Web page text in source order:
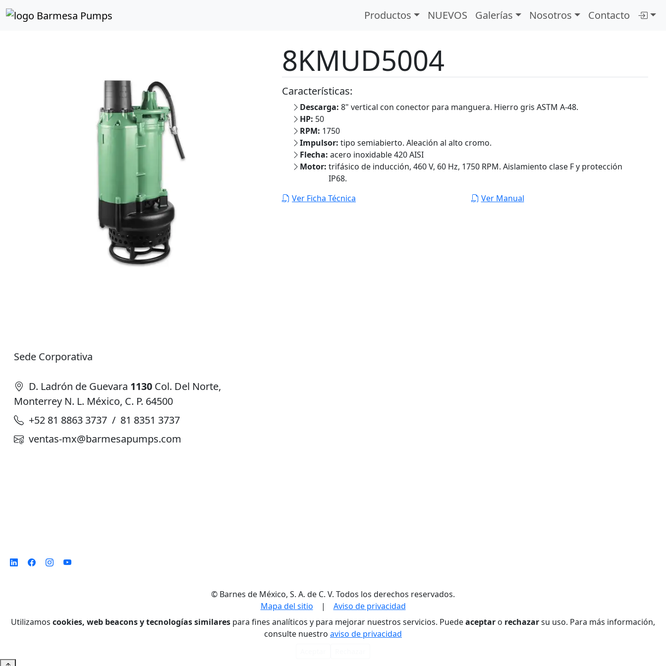
Productos NUEVOS Galerías Nosotros Contacto
Inicio Catálogo de Productos
8KMUD5004
Características:
Descarga: 8" vertical con conector para manguera. Hierro gris ASTM A-48.
HP: 50
RPM: 1750
Impulsor: tipo semiabierto. Aleación al alto cromo.
Flecha: acero inoxidable 420 AISI
Motor: trifásico de inducción, 460 V, 60 Hz, 1750 RPM. Aislamiento clase F y protección
IP68.
Ver Ficha Técnica
Ver Manual
Sede Corporativa
D. Ladrón de Guevara 1130 Col. Del Norte,
Monterrey N. L. México, C. P. 64500
+52 81 8863 3737 / 81 8351 3737
ventas-mx@barmesapumps.com
© Barnes de México, S. A. de C. V. Todos los derechos reservados.
Mapa del sitio | Aviso de privacidad
Utilizamos cookies, web beacons y tecnologías similares para fines analíticos y para mejorar nuestros servicios. Puedeaceptar o rechazarsu uso. Para más información,
consulte nuestro aviso de privacidad